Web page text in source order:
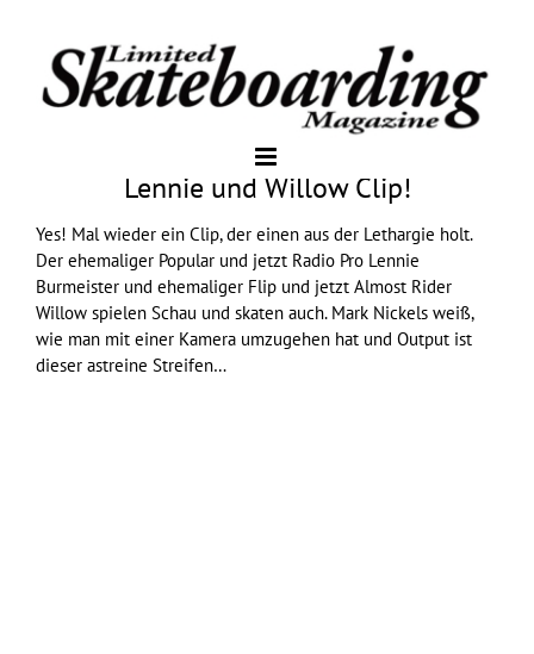
Lennie und Willow Clip!
Yes! Mal wieder ein Clip, der einen aus der Lethargie holt.
Der ehemaliger Popular und jetzt Radio Pro Lennie
Burmeister und ehemaliger Flip und jetzt Almost Rider
Willow spielen Schau und skaten auch. Mark Nickels weiß,
wie man mit einer Kamera umzugehen hat und Output ist
dieser astreine Streifen…